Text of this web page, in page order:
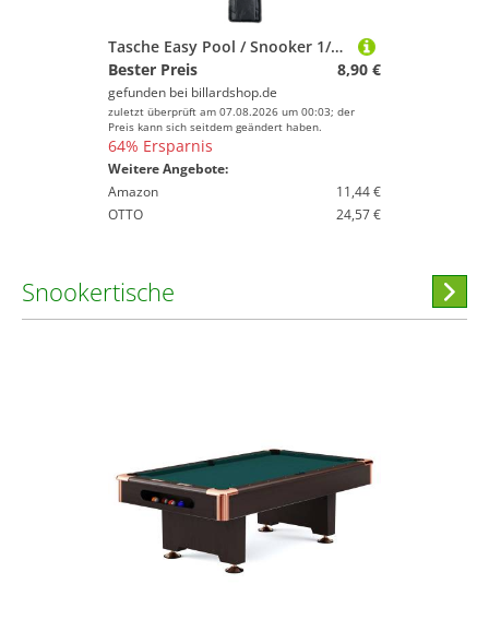
Tasche Easy Pool / Snooker 1/1 + Fach für Verlängerung
Bester Preis
8,90 €
gefunden bei billardshop.de
zuletzt überprüft am 07.08.2026 um 00:03; der
Preis kann sich seitdem geändert haben.
64% Ersparnis
Weitere Angebote:
Amazon
11,44 €
OTTO
24,57 €
Snookertische